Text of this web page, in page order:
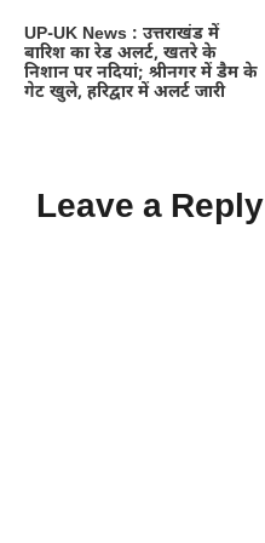
UP-UK News : उत्तराखंड में
बारिश का रेड अलर्ट, खतरे के
निशान पर नदियां; श्रीनगर में डैम के
गेट खुले, हरिद्वार में अलर्ट जारी
Leave a Reply